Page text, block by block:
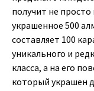
получит не
украшенное 500
составляет 100
уникального и
класса, а на его
который украшен